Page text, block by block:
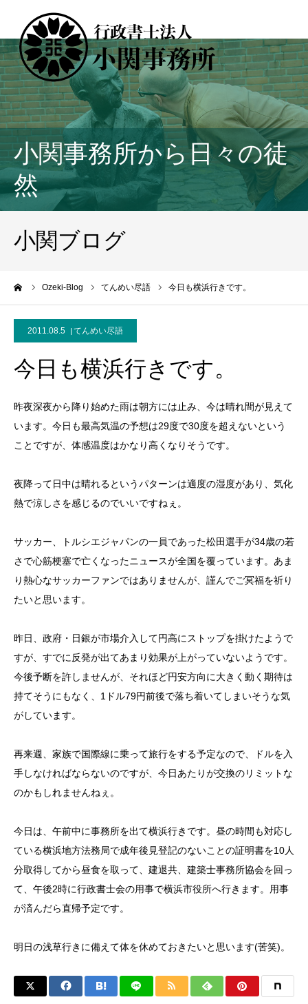
小関事務所から日々の徒
然
小関ブログ
Ozeki-Blog てんめい尽語 今日も横浜行きです。
2011.08.5 てんめい尽語
今日も横浜行きです。
昨夜深夜から降り始めた雨は朝方には止み、今は晴れ間が見えて
います。今日も最高気温の予想は29度で30度を超えないという
ことですが、体感温度はかなり高くなりそうです。
夜降って日中は晴れるというパターンは適度の湿度があり、気化
熱で涼しさを感じるのでいいですねぇ。
サッカー、トルシエジャパンの一員であった松田選手が34歳の若
さで心筋梗塞で亡くなったニュースが全国を覆っています。あま
り熱心なサッカーファンではありませんが、謹んでご冥福を祈り
たいと思います。
昨日、政府・日銀が市場介入して円高にストップを掛けたようで
すが、すでに反発が出てあまり効果が上がっていないようです。
今後予断を許しませんが、それほど円安方向に大きく動く期待は
持てそうにもなく、1ドル79円前後で落ち着いてしまいそうな気
がしています。
再来週、家族で国際線に乗って旅行をする予定なので、ドルを入
手しなければならないのですが、今日あたりが交換のリミットな
のかもしれませんねぇ。
今日は、午前中に事務所を出て横浜行きです。昼の時間も対応し
ている横浜地方法務局で成年後見登記のないことの証明書を10人
分取得してから昼食を取って、建退共、建築士事務所協会を回っ
て、午後2時に行政書士会の用事で横浜市役所へ行きます。用事
が済んだら直帰予定です。
明日の浅草行きに備えて体を休めておきたいと思います(苦笑)。